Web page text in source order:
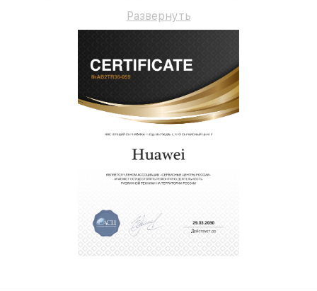
Развернуть